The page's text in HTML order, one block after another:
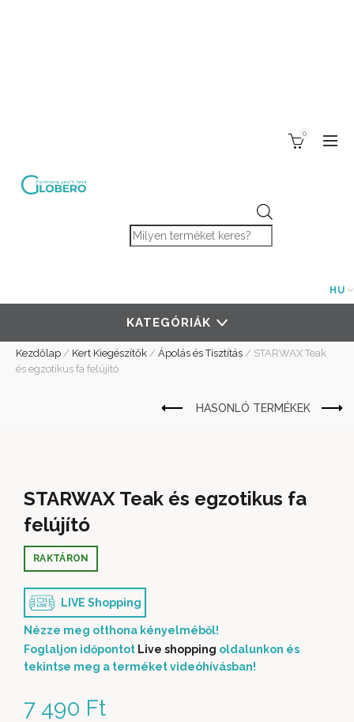
Products search
0
HU
KATEGÓRIÁK
Kezdőlap / Kert Kiegészítők / Ápolás és Tisztítás / STARWAX Teak
és egzotikus fa felújító
STARWAX Teak és egzotikus fa
felújító
7 490 Ft
RAKTÁRON
LIVE Shopping
Nézze meg otthona kényelméből!
Foglaljon időpontot Live shopping oldalunkon és
tekintse meg a terméket videóhívásban!